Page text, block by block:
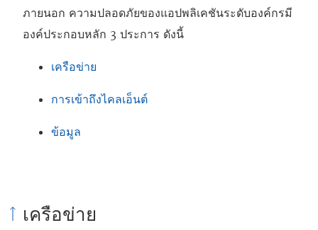
ภายนอก ความปลอดภัยของแอปพลิเคชันระดับองค์กรมี
องค์ประกอบหลัก 3 ประการ ดังนี้
เครือข่าย
การเข้าถึงไคลเอ็นต์
ข้อมูล
เครือข่าย